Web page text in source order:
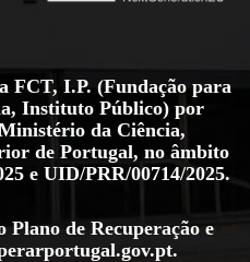
FCT, I.P. (Fundação para
Instituto Público) por
da Ciência,
de Portugal, no âmbito
e UID/PRR/00714/2025.
de Recuperação e
.